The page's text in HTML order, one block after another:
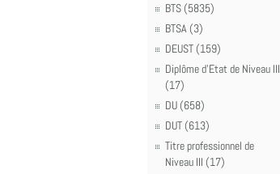
BTS (5835)
BTSA (3)
DEUST (159)
Diplôme d'Etat de Niveau III
(17)
DU (658)
DUT (613)
Titre professionnel de
Niveau III (17)